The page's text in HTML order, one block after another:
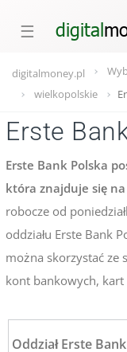
☰
digitalmoney.pl
wielkopolskie
Erste
Erste Bank Polska
która znajduje się
robocze od
oddziału Erste Bank
można skorzystać ze
kont bankowych,
Oddział Erste